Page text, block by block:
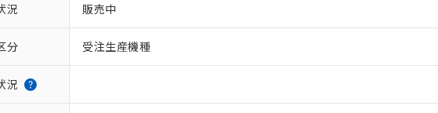
況 販売中
分 受注生産機種
況